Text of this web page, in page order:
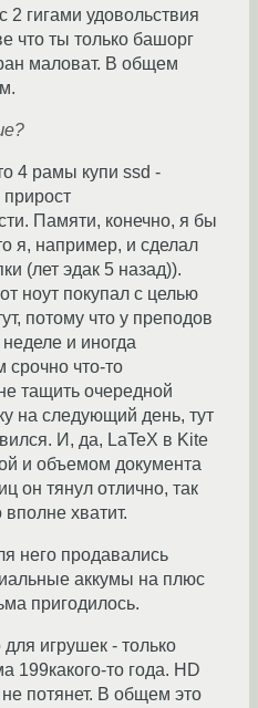
2 гигами удовольствия
что ты только башорг
маловат. В общем
4 рамы купи ssd -
Памяти, конечно, я бы
я, например, и сделал
(лет эдак 5 назад)).
ноут покупал с целью
потому что у преподов
и иногда
срочно что-то
тащить очередной
на следующий день, тут
И, да, LaTeX в Kite
и объемом документа
он тянул отлично, так
хватит.
него продавались
аккумы на плюс
пригодилось.
для игрушек - только
199какого-то года. HD
потянет. В общем это